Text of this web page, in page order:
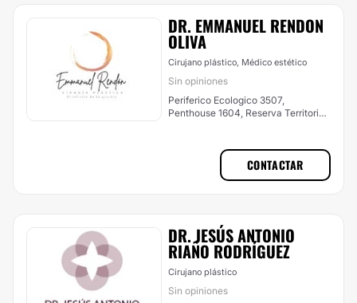
DR. EMMANUEL RENDON
OLIVA
Cirujano plástico, Médico estético
Sin opiniones
Periferico Ecologico 3507,
Penthouse 1604, Reserva Territorial
CONTACTAR
DR. JESÚS ANTONIO
RIAÑO RODRÍGUEZ
Cirujano plástico
Sin opiniones